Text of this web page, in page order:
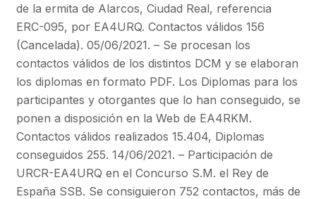
de la ermita de Alarcos, Ciudad Real, referencia
ERC-095, por EA4URQ. Contactos válidos 156
(Cancelada). 05/06/2021. – Se procesan los
contactos válidos de los distintos DCM y se elaboran
los diplomas en formato PDF. Los Diplomas para los
participantes y otorgantes que lo han conseguido, se
ponen a disposición en la Web de EA4RKM.
Contactos válidos realizados 15.404, Diplomas
conseguidos 255. 14/06/2021. – Participación de
URCR-EA4URQ en el Concurso S.M. el Rey de
España SSB. Se consiguieron 752 contactos, más de